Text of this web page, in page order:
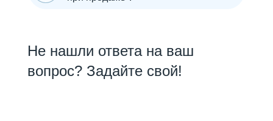
Не нашли ответа на ваш
вопрос? Задайте свой!